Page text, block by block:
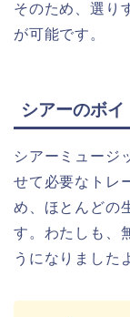
そのため、選り
が可能です。
シアーのボイ
シアーミュージ
せて必要なトレ
め、ほとんどの
す。わたしも、
うになりました